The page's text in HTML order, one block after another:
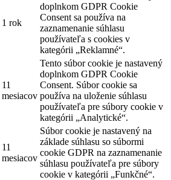
1 rok
doplnkom GDPR Cookie
Consent sa používa na
zaznamenanie súhlasu
používateľa s cookies v
kategórii „Reklamné“.
11
mesiacov
Tento súbor cookie je nastavený
doplnkom GDPR Cookie
Consent. Súbor cookie sa
používa na uloženie súhlasu
používateľa pre súbory cookie v
kategórii „Analytické“.
11
mesiacov
Súbor cookie je nastavený na
základe súhlasu so súbormi
cookie GDPR na zaznamenanie
súhlasu používateľa pre súbory
cookie v kategórii „Funkčné“.